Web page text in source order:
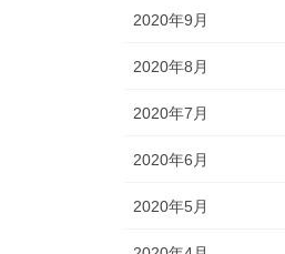
2020年9月
2020年8月
2020年7月
2020年6月
2020年5月